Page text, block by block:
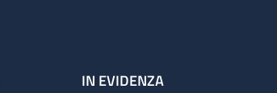
IN EVIDENZA